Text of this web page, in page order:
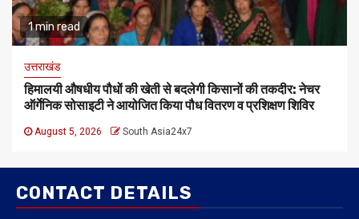
1 min read
उत्तराखंड
हिमालयी औषधीय पौधों की खेती से बदलेगी किसानों की तकदीर: नेचर
ऑर्गेनिक सोसाइटी ने आयोजित किया पौध वितरण व प्रशिक्षण शिविर
August 5, 2026 South Asia24x7
CONTACT DETAILS